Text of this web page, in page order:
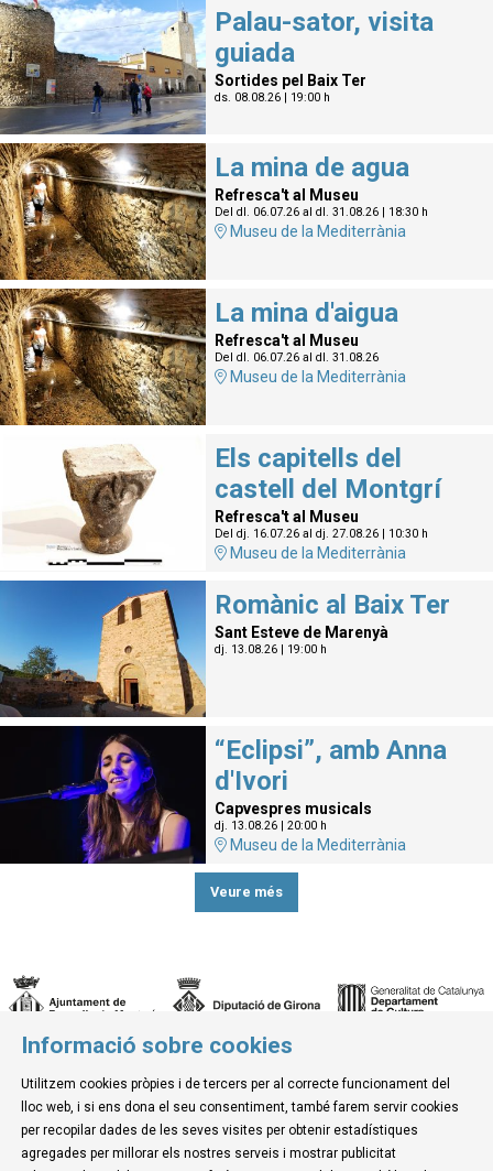
Palau-sator, visita
guiada
Sortides pel Baix Ter
ds. 08.08.26| 19:00 h
La mina de agua
Refresca't al Museu
Del dl. 06.07.26al dl. 31.08.26| 18:30 h
Museu de la Mediterrània
La mina d'aigua
Refresca't al Museu
Del dl. 06.07.26al dl. 31.08.26
Museu de la Mediterrània
Els capitells del
castell del Montgrí
Refresca't al Museu
Del dj. 16.07.26al dj. 27.08.26| 10:30 h
Museu de la Mediterrània
Romànic al Baix Ter
Sant Esteve de Marenyà
dj. 13.08.26| 19:00 h
“Eclipsi”, amb Anna
d'Ivori
Capvespres musicals
dj. 13.08.26| 20:00 h
Museu de la Mediterrània
Veure més
C. d'Ullà, 27-31 | 17257 Torroella de Montgrí
Tel. 972 755 180 a/e: info@museudelamediterrania.cat
Informació sobre cookies
Utilitzem cookies pròpies i de tercers per al correcte funcionament del
lloc web, i si ens dona el seu consentiment, també farem servir cookies
per recopilar dades de les seves visites per obtenir estadístiques
agregades per millorar els nostres serveis i mostrar publicitat